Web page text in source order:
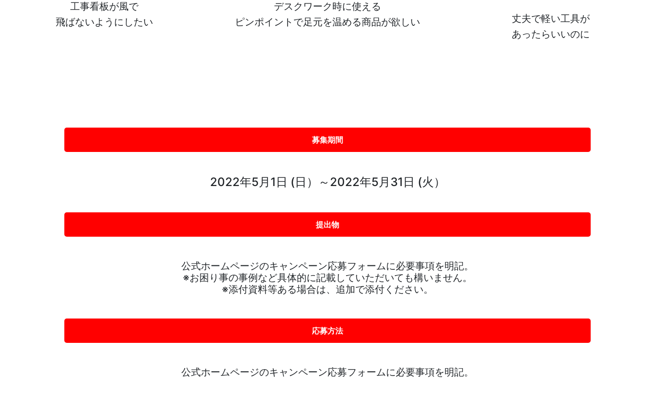
工事看板が風で
飛ばないようにしたい
デスクワーク時に使える
ピンポイントで足元を温める商品が欲しい
丈夫で軽い工具が
あったらいいのに
募集期間
2022年5月1日 (日）～2022年5月31日 (火）
提出物
公式ホームページのキャンペーン応募フォームに必要事項を明記。
※お困り事の事例など具体的に記載していただいても構いません。
※添付資料等ある場合は、追加で添付ください。
応募方法
公式ホームページのキャンペーン応募フォームに必要事項を明記。